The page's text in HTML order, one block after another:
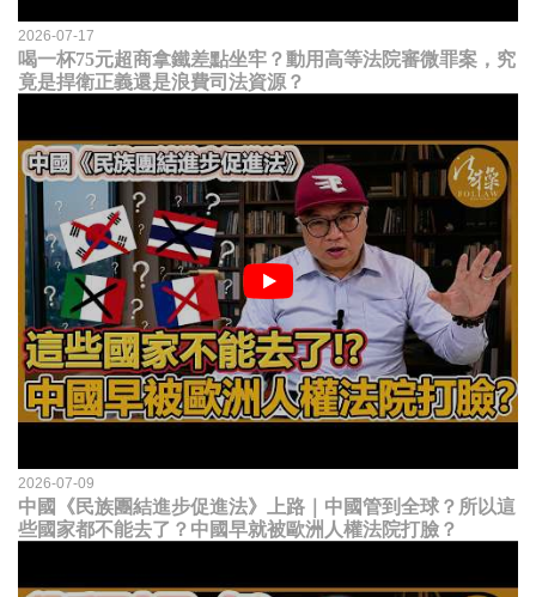
2026-07-17
喝一杯75元超商拿鐵差點坐牢？動用高等法院審微罪案，究
竟是捍衛正義還是浪費司法資源？
2026-07-09
中國《民族團結進步促進法》上路｜中國管到全球？所以這
些國家都不能去了？中國早就被歐洲人權法院打臉？